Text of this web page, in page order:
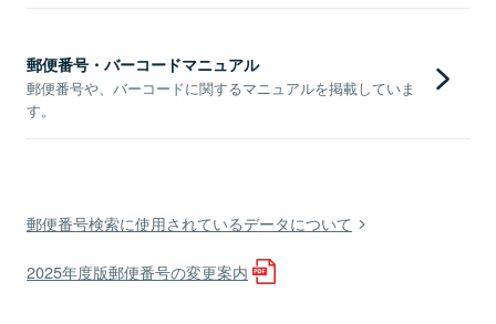
郵便番号・バーコードマニュアル
郵便番号や、バーコードに関するマニュアルを掲載していま
す。
郵便番号検索に使用されているデータについて
2025年度版郵便番号の変更案内